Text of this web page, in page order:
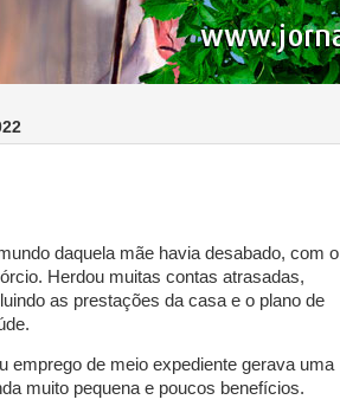
daquela mãe havia desabado, com o
Herdou muitas contas atrasadas,
as prestações da casa e o plano de
emprego de meio expediente gerava uma
muito pequena e poucos benefícios.